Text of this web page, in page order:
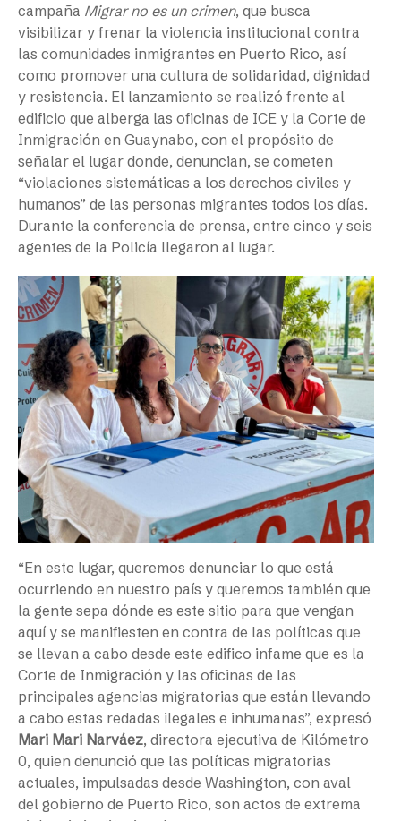
campaña Migrar no es un crimen, que busca
visibilizar y frenar la violencia institucional contra
las comunidades inmigrantes en Puerto Rico, así
como promover una cultura de solidaridad, dignidad
y resistencia. El lanzamiento se realizó frente al
edificio que alberga las oficinas de ICE y la Corte de
Inmigración en Guaynabo, con el propósito de
señalar el lugar donde, denuncian, se cometen
“violaciones sistemáticas a los derechos civiles y
humanos” de las personas migrantes todos los días.
Durante la conferencia de prensa, entre cinco y seis
agentes de la Policía llegaron al lugar.
“En este lugar, queremos denunciar lo que está
ocurriendo en nuestro país y queremos también que
la gente sepa dónde es este sitio para que vengan
aquí y se manifiesten en contra de las políticas que
se llevan a cabo desde este edifico infame que es la
Corte de Inmigración y las oficinas de las
principales agencias migratorias que están llevando
a cabo estas redadas ilegales e inhumanas”, expresó
Mari Mari Narváez, directora ejecutiva de Kilómetro
0, quien denunció que las políticas migratorias
actuales, impulsadas desde Washington, con aval
del gobierno de Puerto Rico, son actos de extrema